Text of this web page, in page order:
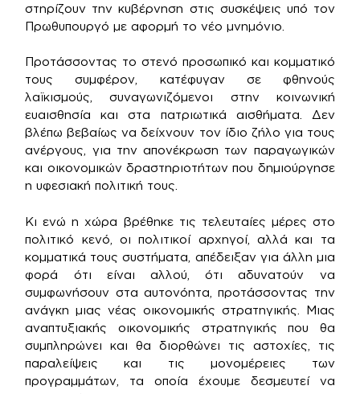
στηρίζουν την κυβέρνηση στις συσκέψεις υπό τον
Πρωθυπουργό με αφορμή το νέο μνημόνιο.
Προτάσσοντας το στενό προσωπικό και κομματικό
τους συμφέρον, κατέφυγαν σε φθηνούς
λαϊκισμούς, συναγωνιζόμενοι στην κοινωνική
ευαισθησία και στα πατριωτικά αισθήματα. Δεν
βλέπω βεβαίως να δείχνουν τον ίδιο ζήλο για τους
ανέργους, για την απονέκρωση των παραγωγικών
και οικονομικών δραστηριοτήτων που δημιούργησε
η υφεσιακή πολιτική τους.
Κι ενώ η χώρα βρέθηκε τις τελευταίες μέρες στο
πολιτικό κενό, οι πολιτικοί αρχηγοί, αλλά και τα
κομματικά τους συστήματα, απέδειξαν για άλλη μια
φορά ότι είναι αλλού, ότι αδυνατούν να
συμφωνήσουν στα αυτονόητα, προτάσσοντας την
ανάγκη μιας νέας οικονομικής στρατηγικής. Μιας
αναπτυξιακής οικονομικής στρατηγικής που θα
συμπληρώνει και θα διορθώνει τις αστοχίες, τις
παραλείψεις και τις μονομέρειες των
προγραμμάτων, τα οποία έχουμε δεσμευτεί να